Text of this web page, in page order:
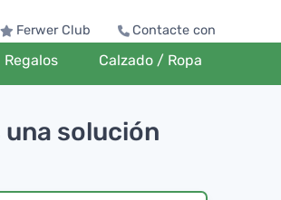
Ferwer Club Contacte con
Regalos Calzado / Ropa
solución